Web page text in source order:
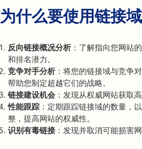
为什么要使用链接
反向链接概况分析：了解指向您网站
和排名潜力。
竞争对手分析：将您的链接域与竞争
帮助您制定超越它们的战略。
链接建设机会 ：发现从权威网站获取
性能跟踪 ：定期跟踪链接域的数量，
整，提高网站的权威性。
识别有毒链接：发现并取消可能损害